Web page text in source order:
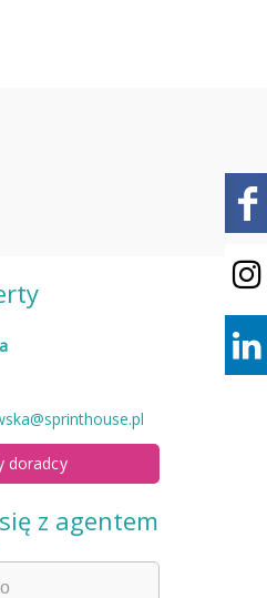
doradcy
z agentem